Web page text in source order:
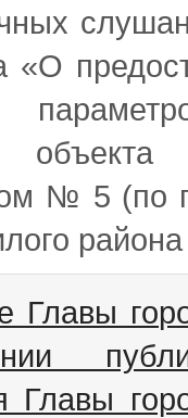
«О
№ 5 (по
Главы
Главы